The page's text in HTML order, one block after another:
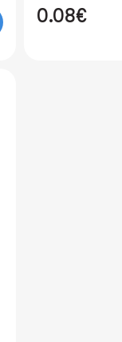
0.08€